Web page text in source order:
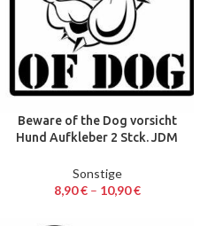
Beware of the Dog vorsicht
Hund Aufkleber 2 Stck. JDM
Sonstige
8,90€– 10,90€